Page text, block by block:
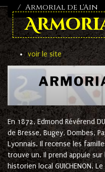
Armorial de l'Ain
voir le site
En 1872, Edmond Révérend
de Bresse, Bugey, Dombes,
Lyonnais. Il recense les
trouve un. Il prend appuie sur
historien local GUICHENON.